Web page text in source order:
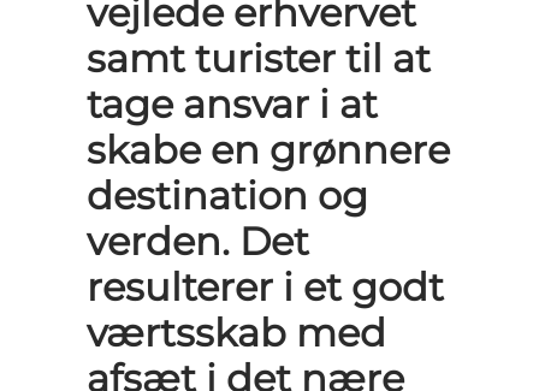
vejlede erhvervet
samt turister til at
tage ansvar i at
skabe en grønnere
destination og
verden. Det
resulterer i et godt
værtsskab med
afsæt i det nære